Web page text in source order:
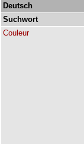
Deutsch
Suchwort
Couleur